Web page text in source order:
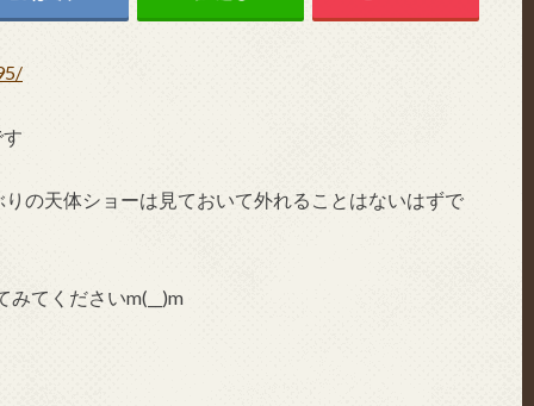
の天体ショーは見ておいて外れることはないはずで
てくださいm(__)m